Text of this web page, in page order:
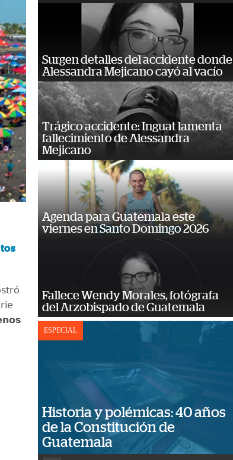
Surgen detalles del accidente donde
Alessandra Mejicano cayó al vacío
Trágico accidente: Inguat lamenta
fallecimiento de Alessandra
Mejicano
Agenda para Guatemala este
viernes en Santo Domingo 2026
Fallece Wendy Morales, fotógrafa
del Arzobispado de Guatemala
ESPECIAL
Historia y polémicas: 40 años
de la Constitución de
Guatemala